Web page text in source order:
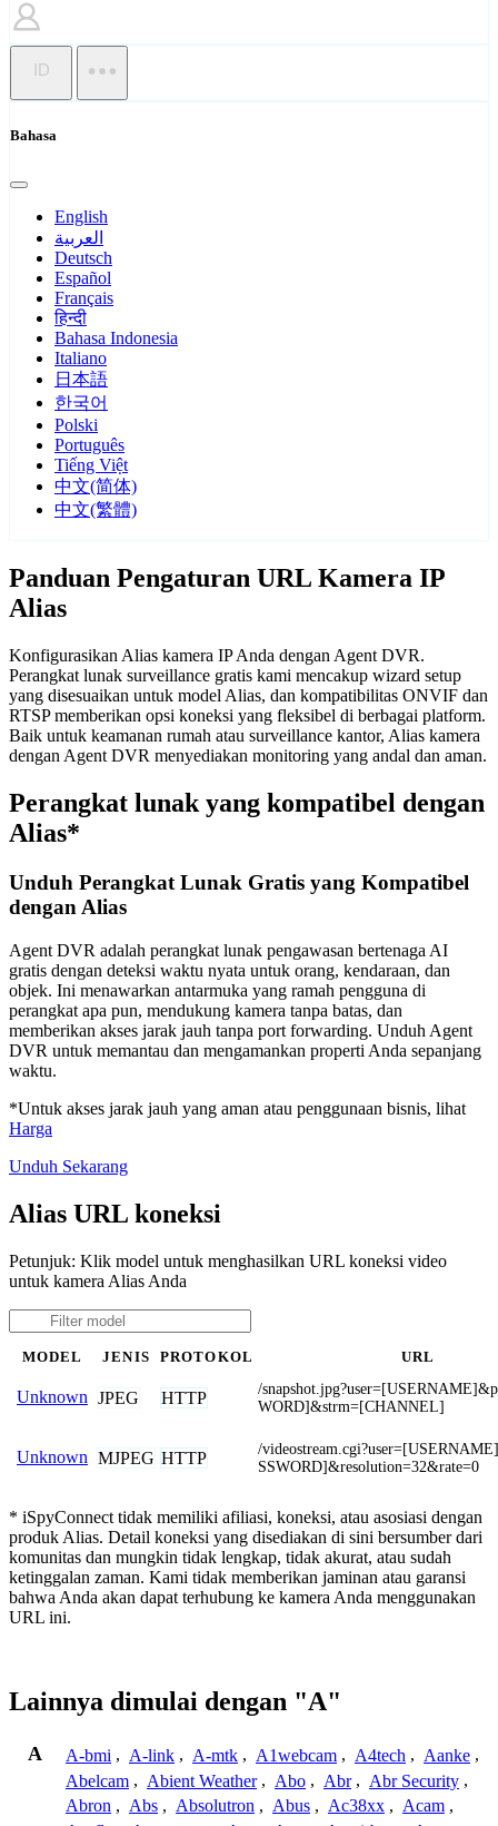
ID
Bahasa
English
العربية
Deutsch
Español
Français
हिन्दी
Bahasa Indonesia
Italiano
日本語
한국어
Polski
Português
Tiếng Việt
中文(简体)
中文(繁體)
Panduan Pengaturan URL Kamera IP
Alias
Konfigurasikan Alias kamera IP Anda dengan Agent DVR.
Perangkat lunak surveillance gratis kami mencakup wizard setup
yang disesuaikan untuk model Alias, dan kompatibilitas ONVIF dan
RTSP memberikan opsi koneksi yang fleksibel di berbagai platform.
Baik untuk keamanan rumah atau surveillance kantor, Alias kamera
dengan Agent DVR menyediakan monitoring yang andal dan aman.
Perangkat lunak yang kompatibel dengan
Alias*
Unduh Perangkat Lunak Gratis yang Kompatibel
dengan Alias
Agent DVR adalah perangkat lunak pengawasan bertenaga AI
gratis dengan deteksi waktu nyata untuk orang, kendaraan, dan
objek. Ini menawarkan antarmuka yang ramah pengguna di
perangkat apa pun, mendukung kamera tanpa batas, dan
memberikan akses jarak jauh tanpa port forwarding. Unduh Agent
DVR untuk memantau dan mengamankan properti Anda sepanjang
waktu.
*Untuk akses jarak jauh yang aman atau penggunaan bisnis, lihat
Harga
Unduh Sekarang
Alias URL koneksi
Petunjuk: Klik model untuk menghasilkan URL koneksi video
untuk kamera Alias Anda
MODEL JENIS PROTOKOL URL
Unknown JPEG HTTP
/
WORD]&strm=[CHANNEL]
Unknown MJPEG HTTP
/
SSWORD]&resolution=32&rate=0
* iSpyConnect tidak memiliki afiliasi, koneksi, atau asosiasi dengan
produk Alias. Detail koneksi yang disediakan di sini bersumber dari
komunitas dan mungkin tidak lengkap, tidak akurat, atau sudah
ketinggalan zaman. Kami tidak memberikan jaminan atau garansi
bahwa Anda akan dapat terhubung ke kamera Anda menggunakan
URL ini.
Lainnya dimulai dengan "A"
A A-bmi , A-link , A-mtk , A1webcam , A4tech , Aanke ,
Abelcam , Abient Weather , Abo , Abr , Abr Security ,
Abron , Abs , Absolutron , Abus , Ac38xx , Acam ,